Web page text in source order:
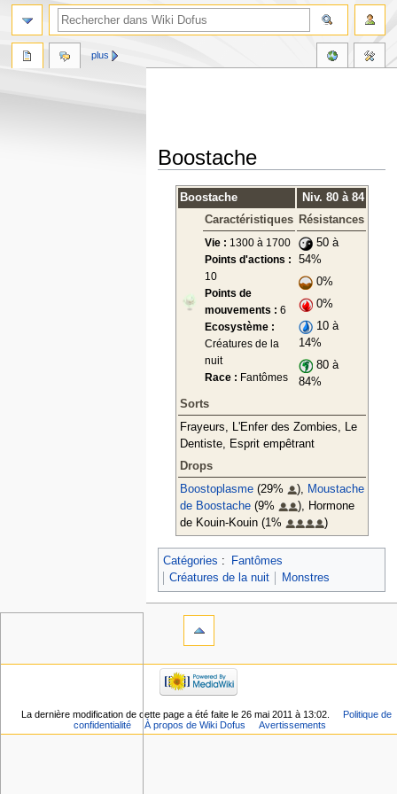
Boostache
navigation
recherche
Boostache
Niv. 80 à 84
Caractéristiques
Résistances
Vie : 1300 à 1700
Points d'actions :
10
Points de
mouvements : 6
Ecosystème :
Créatures de la
nuit
Race : Fantômes
50 à
54%
0%
0%
10 à
14%
80 à
84%
Sorts
Frayeurs, L'Enfer des Zombies, Le
Dentiste, Esprit empêtrant
Drops
Boostoplasme(29% ), Moustache
de Boostache(9%
), Hormone
de Kouin-Kouin (1%
)
Catégories :
Fantômes
Créatures de la nuit
Monstres
plus
La dernière modification de cette page a été faite le 26 mai 2011 à 13:02.
Politique de
confidentialité
À propos de Wiki Dofus Avertissements